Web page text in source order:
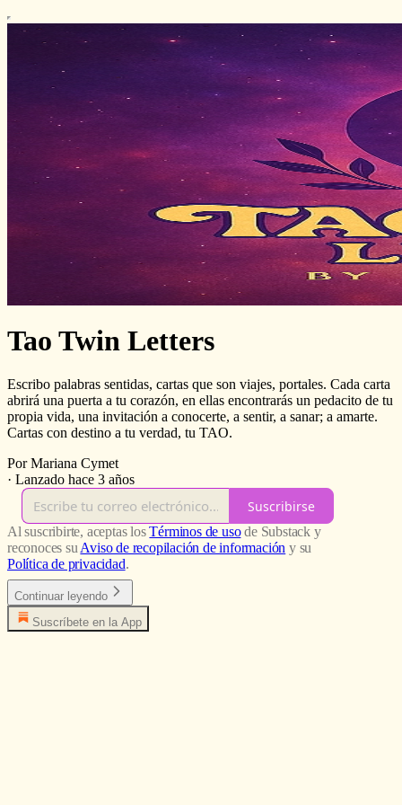
Tao Twin Letters
Escribo palabras sentidas, cartas que son viajes, portales. Cada carta
abrirá una puerta a tu corazón, en ellas encontrarás un pedacito de tu
propia vida, una invitación a conocerte, a sentir, a sanar; a amarte.
Cartas con destino a tu verdad, tu TAO.
Por Mariana Cymet
· Lanzado hace 3 años
Suscribirse
Al suscribirte, aceptas losTérminos de usode Substack y
reconoces suAviso de recopilación de información y su
Política de privacidad.
Continuar leyendo
Suscríbete en la App